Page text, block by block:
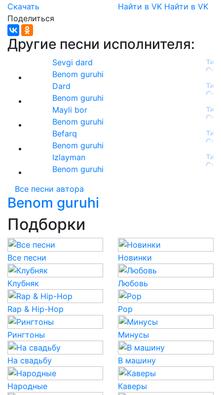
Скачать
Найти в VK Найти в VK
Поделиться
Другие песни исполнителя:
Sevgi dard
Benom guruhi
Dard
Benom guruhi
Mayli bor
Benom guruhi
Befarq
Benom guruhi
Izlayman
Benom guruhi
Все песни автора
Benom guruhi
Подборки
Все песни Новинки
Клубняк Любовь
Rap & Hip-Hop Pop
Рингтоны Минусы
На свадьбу В машину
Народные Каверы